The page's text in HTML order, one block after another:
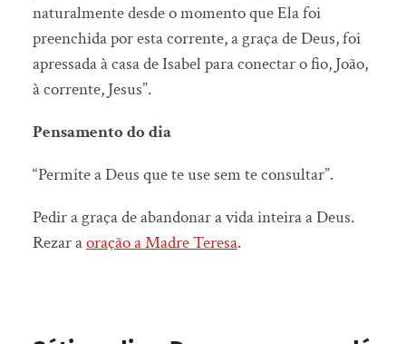
naturalmente desde o momento que Ela foi
preenchida por esta corrente, a graça de Deus, foi
apressada à casa de Isabel para conectar o fio, João,
à corrente, Jesus”.
Pensamento do dia
“Permite a Deus que te use sem te consultar”.
Pedir a graça de abandonar a vida inteira a Deus.
Rezar aoração a Madre Teresa.